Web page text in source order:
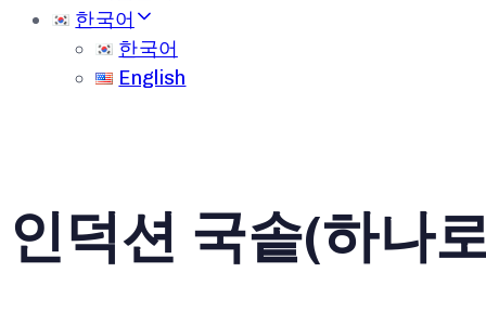
한국어
한국어
English
인덕션 국솥(하나